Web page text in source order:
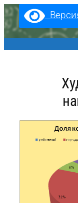
Перейти
к
содержимому